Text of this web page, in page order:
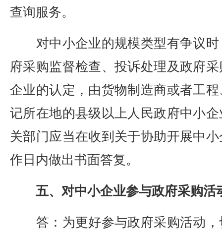
查询服务。
对中小企业的规模类型有争议时
府采购监督检查、投诉处理及政府
企业的认定，由货物制造商或者工
记所在地的县级以上人民政府中小
关部门应当在收到关于协助开展中
作日内做出书面答复。
五、对中小企业参与政府采购活
答：为更好参与政府采购活动，